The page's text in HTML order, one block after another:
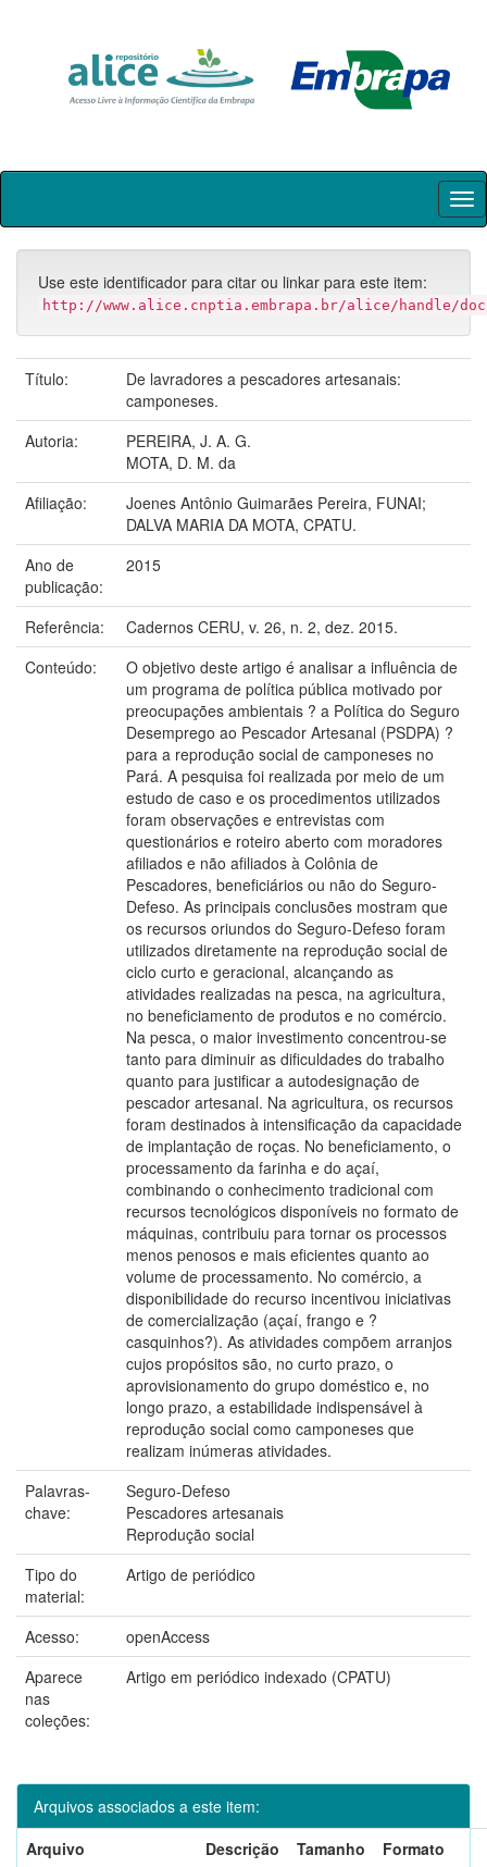
Skip
Use este identificador para citar ou linkar para este item:
http://www.alice.cnptia.embrapa.br/alice/handle/doc/
Título:
De lavradores a pescadores artesanais:
camponeses.
Autoria:
PEREIRA, J. A. G.
MOTA, D. M. da
Afiliação:
Joenes Antônio Guimarães Pereira, FUNAI;
DALVA MARIA DA MOTA, CPATU.
Ano de
publicação:
2015
Referência:
Cadernos CERU, v. 26, n. 2, dez. 2015.
Conteúdo:
O objetivo deste artigo é analisar a influência de
um programa de política pública motivado por
preocupações ambientais ? a Política do Seguro
Desemprego ao Pescador Artesanal (PSDPA) ?
para a reprodução social de camponeses no
Pará. A pesquisa foi realizada por meio de um
estudo de caso e os procedimentos utilizados
foram observações e entrevistas com
questionários e roteiro aberto com moradores
afiliados e não afiliados à Colônia de
Pescadores, beneficiários ou não do Seguro-
Defeso. As principais conclusões mostram que
os recursos oriundos do Seguro-Defeso foram
utilizados diretamente na reprodução social de
ciclo curto e geracional, alcançando as
atividades realizadas na pesca, na agricultura,
no beneficiamento de produtos e no comércio.
Na pesca, o maior investimento concentrou-se
tanto para diminuir as dificuldades do trabalho
quanto para justificar a autodesignação de
pescador artesanal. Na agricultura, os recursos
foram destinados à intensificação da capacidade
de implantação de roças. No beneficiamento, o
processamento da farinha e do açaí,
combinando o conhecimento tradicional com
recursos tecnológicos disponíveis no formato de
máquinas, contribuiu para tornar os processos
menos penosos e mais eficientes quanto ao
volume de processamento. No comércio, a
disponibilidade do recurso incentivou iniciativas
de comercialização (açaí, frango e ?
casquinhos?). As atividades compõem arranjos
cujos propósitos são, no curto prazo, o
aprovisionamento do grupo doméstico e, no
longo prazo, a estabilidade indispensável à
reprodução social como camponeses que
realizam inúmeras atividades.
Palavras-
chave:
Seguro-Defeso
Pescadores artesanais
Reprodução social
Tipo do
material:
Artigo de periódico
Acesso:
openAccess
Aparece
nas
coleções:
Artigo em periódico indexado (CPATU)
Arquivos associados a este item:
Arquivo
Descrição Tamanho
Formato